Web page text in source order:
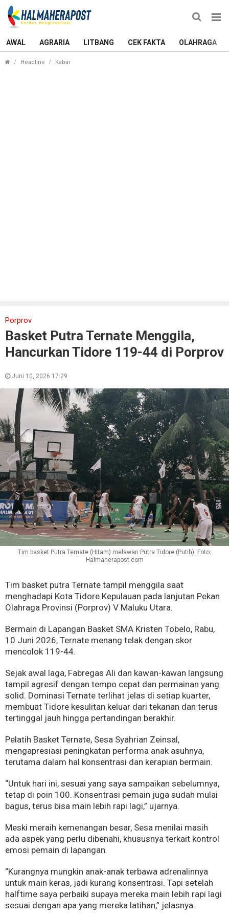
AWAL AGRARIA LITBANG CEK FAKTA OLAHRAGA
Headline Kabar
Porprov
Basket Putra Ternate Menggila,
Hancurkan Tidore 119-44 di Porprov
Juni 10, 2026 17:29
Tim basket Putra Ternate (Hitam) melawan Putra Tidore (Putih). Foto:
Halmaherapost.com
Tim basket putra Ternate tampil menggila saat
menghadapi Kota Tidore Kepulauan pada lanjutan Pekan
Olahraga Provinsi (Porprov) V Maluku Utara.
Bermain di Lapangan Basket SMA Kristen Tobelo, Rabu,
10 Juni 2026, Ternate menang telak dengan skor
mencolok 119-44.
Sejak awal laga, Fabregas Ali dan kawan-kawan langsung
tampil agresif dengan tempo cepat dan permainan yang
solid. Dominasi Ternate terlihat jelas di setiap kuarter,
membuat Tidore kesulitan keluar dari tekanan dan terus
tertinggal jauh hingga pertandingan berakhir.
Pelatih Basket Ternate, Sesa Syahrian Zeinsal,
mengapresiasi peningkatan performa anak asuhnya,
terutama dalam hal konsentrasi dan kerapian bermain.
“Untuk hari ini, sesuai yang saya sampaikan sebelumnya,
tetap di poin 100. Konsentrasi pemain juga sudah mulai
bagus, terus bisa main lebih rapi lagi,” ujarnya.
Meski meraih kemenangan besar, Sesa menilai masih
ada aspek yang perlu dibenahi, khususnya terkait kontrol
emosi pemain di lapangan.
“Kurangnya mungkin anak-anak terbawa adrenalinnya
untuk main keras, jadi kurang konsentrasi. Tapi setelah
halftime saya perbaiki supaya mereka main lebih rapi lagi
sesuai dengan apa yang mereka latihan,” jelasnya.